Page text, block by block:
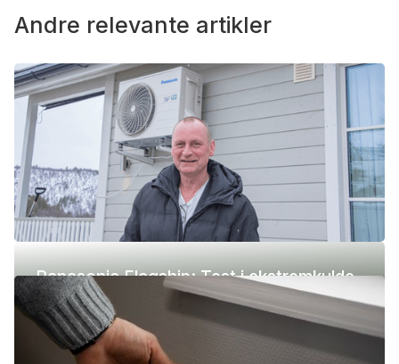
Andre relevante artikler
Panasonic Flagship: Test i ekstremkulde
(-42 °C)